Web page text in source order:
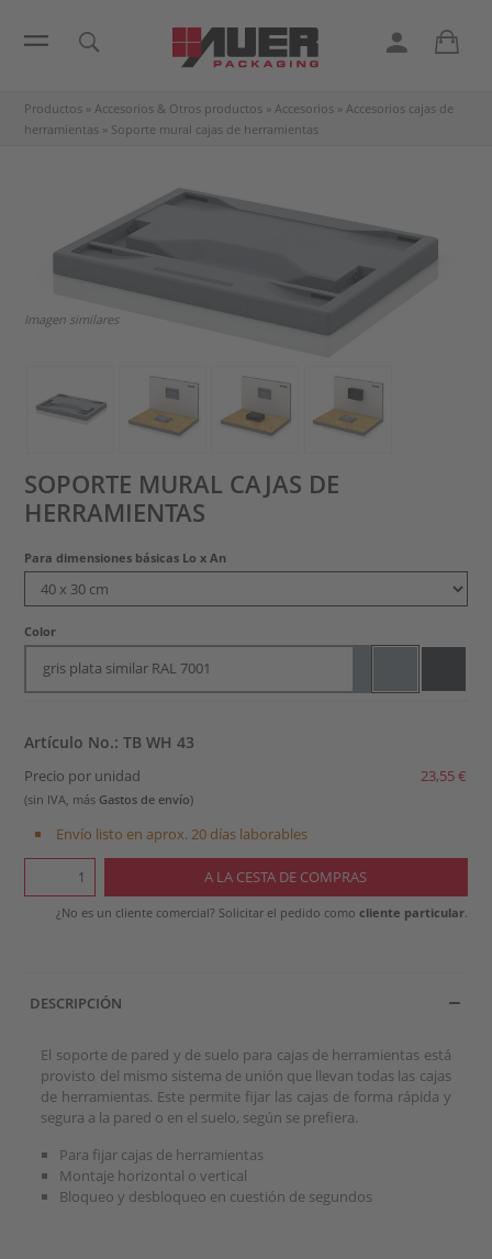
Productos » Accesorios & Otros productos » Accesorios » Accesorios cajas de
herramientas » Soporte mural cajas de herramientas
Imagen similares
SOPORTE MURAL CAJAS DE
HERRAMIENTAS
Para dimensiones básicas Lo x An
Color
gris plata similar RAL 7001
Artículo No.: TB WH 43
Precio por unidad 23,55 €
(sin IVA, más Gastos de envío)
Envío listo en aprox. 20 días laborables
¿No es un cliente comercial? Solicitar el pedido como cliente particular.
DESCRIPCIÓN
El soporte de pared y de suelo para cajas de herramientas está
provisto del mismo sistema de unión que llevan todas las cajas
de herramientas. Este permite fijar las cajas de forma rápida y
segura a la pared o en el suelo, según se prefiera.
Para fijar cajas de herramientas
Montaje horizontal o vertical
Bloqueo y desbloqueo en cuestión de segundos